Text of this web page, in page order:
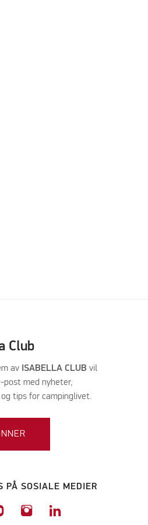
Club
avISABELLA CLUB vil
post med nyheter,
tips for campinglivet.
PÅ SOSIALE MEDIER